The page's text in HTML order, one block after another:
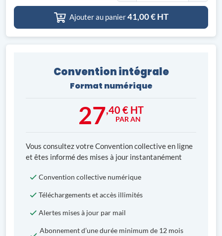
Ajouter au panier41,00€ HT
Convention intégrale
Format numérique
27,40 € HT
PAR AN
Vous consultez votre Convention collective en ligne
et êtes informé des mises à jour instantanément
Convention collective numérique
Téléchargements et accès illimités
Alertes mises à jour par mail
Abonnement d’une durée minimum de 12 mois